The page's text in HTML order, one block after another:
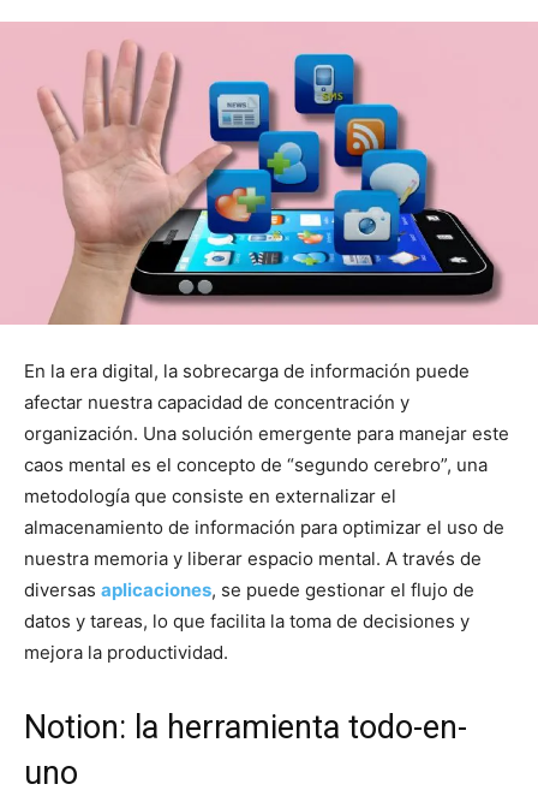
En la era digital, la sobrecarga de información puede
afectar nuestra capacidad de concentración y
organización. Una solución emergente para manejar este
caos mental es el concepto de “segundo cerebro”, una
metodología que consiste en externalizar el
almacenamiento de información para optimizar el uso de
nuestra memoria y liberar espacio mental. A través de
diversas aplicaciones, se puede gestionar el flujo de
datos y tareas, lo que facilita la toma de decisiones y
mejora la productividad.
Notion: la herramienta todo-en-
uno